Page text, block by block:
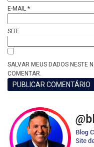
E-MAIL *
SITE
SALVAR MEUS DADOS NESTE
COMENTAR.